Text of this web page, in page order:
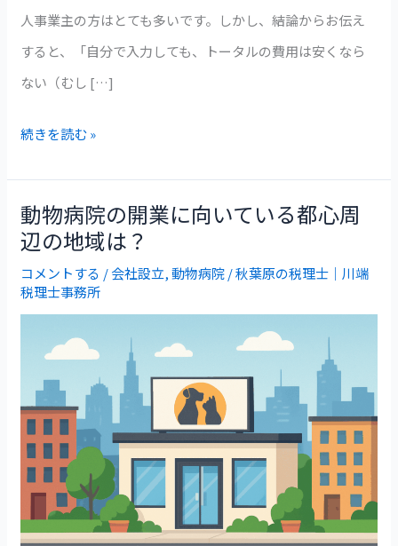
人事業主の方はとても多いです。しかし、結論からお伝え
すると、「自分で入力しても、トータルの費用は安くなら
ない（むし […]
帳
を
や
と
税
理
士
報
酬
な
る？
続きを読む »
動物病院の開業に向いている都心周
辺の地域は？
コメントする /会社設立,動物病院/秋葉原の税理士｜川端
税理士事務所
動
物
病
業
に
向
い
て